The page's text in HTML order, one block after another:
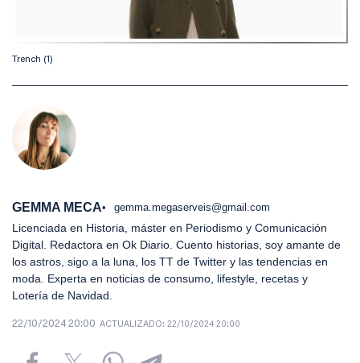
Trench (1)
GEMMA MECA gemma.megaserveis@gmail.com
Licenciada en Historia, máster en Periodismo y Comunicación
Digital. Redactora en Ok Diario. Cuento historias, soy amante de
los astros, sigo a la luna, los TT de Twitter y las tendencias en
moda. Experta en noticias de consumo, lifestyle, recetas y
Lotería de Navidad.
22/10/2024 20:00 ACTUALIZADO: 22/10/2024 20:00